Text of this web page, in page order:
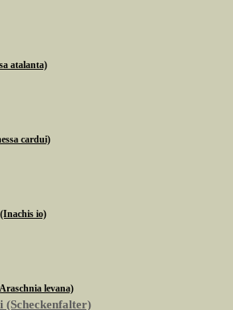
atalanta)
cardui)
io)
levana)
(Scheckenfalter)